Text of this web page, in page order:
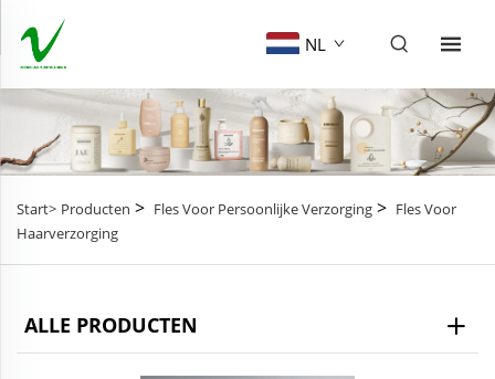
NL
Start> Producten > Fles Voor Persoonlijke Verzorging > Fles Voor
Haarverzorging
ALLE PRODUCTEN